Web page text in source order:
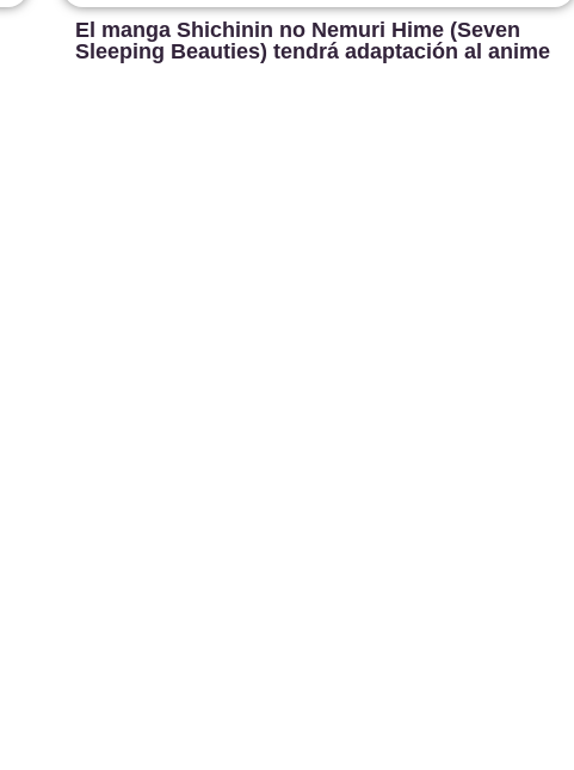
El manga Shichinin no Nemuri Hime (Seven
Sleeping Beauties) tendrá adaptación al anime